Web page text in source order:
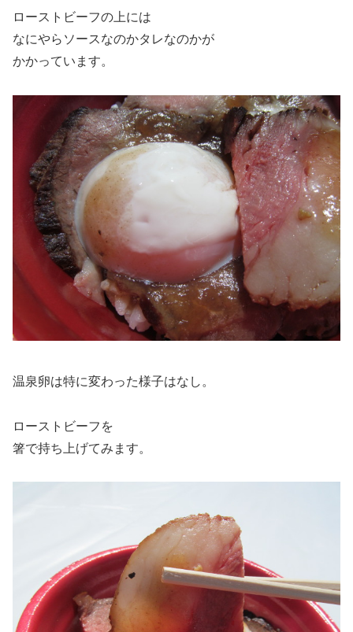
ローストビーフの上には
なにやらソースなのかタレなのかが
かかっています。
温泉卵は特に変わった様子はなし。
ローストビーフを
箸で持ち上げてみます。